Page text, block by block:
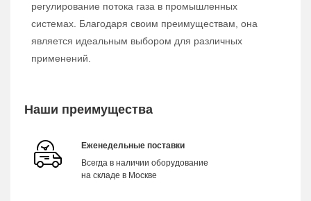
регулирование потока газа в промышленных
системах. Благодаря своим преимуществам, она
является идеальным выбором для различных
применений.
Наши преимущества
Еженедельные поставки
Всегда в наличии оборудование
на складе в Москве